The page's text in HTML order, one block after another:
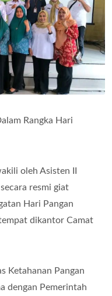
Rangka Hari
oleh Asisten II
resmi giat
Hari Pangan
dikantor Camat
Ketahanan Pangan
dengan Pemerintah